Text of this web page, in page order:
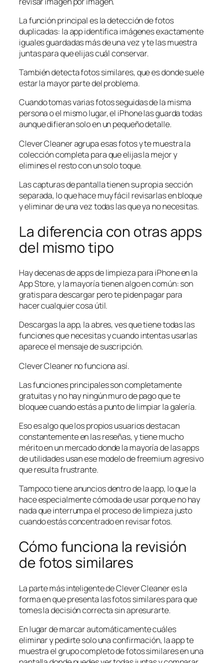
La función principal es la detección de fotos
duplicadas: la app identifica imágenes exactamente
iguales guardadas más de una vez y te las muestra
juntas para que elijas cuál conservar.
También detecta fotos similares, que es donde suele
estar la mayor parte del problema.
Cuando tomas varias fotos seguidas de la misma
persona o el mismo lugar, el iPhone las guarda todas
aunque difieran solo en un pequeño detalle.
Clever Cleaner agrupa esas fotos y te muestra la
colección completa para que elijas la mejor y
elimines el resto con un solo toque.
Las capturas de pantalla tienen su propia sección
separada, lo que hace muy fácil revisarlas en bloque
y eliminar de una vez todas las que ya no necesitas.
La diferencia con otras apps
del mismo tipo
Hay decenas de apps de limpieza para iPhone en la
App Store, y la mayoría tienen algo en común: son
gratis para descargar pero te piden pagar para
hacer cualquier cosa útil.
Descargas la app, la abres, ves que tiene todas las
funciones que necesitas y cuando intentas usarlas
aparece el mensaje de suscripción.
Clever Cleaner no funciona así.
Las funciones principales son completamente
gratuitas y no hay ningún muro de pago que te
bloquee cuando estás a punto de limpiar la galería.
Eso es algo que los propios usuarios destacan
constantemente en las reseñas, y tiene mucho
mérito en un mercado donde la mayoría de las apps
de utilidades usan ese modelo de freemium agresivo
que resulta frustrante.
Tampoco tiene anuncios dentro de la app, lo que la
hace especialmente cómoda de usar porque no hay
nada que interrumpa el proceso de limpieza justo
cuando estás concentrado en revisar fotos.
Cómo funciona la revisión
de fotos similares
La parte más inteligente de Clever Cleaner es la
forma en que presenta las fotos similares para que
tomes la decisión correcta sin apresurarte.
En lugar de marcar automáticamente cuáles
eliminar y pedirte solo una confirmación, la app te
muestra el grupo completo de fotos similares en una